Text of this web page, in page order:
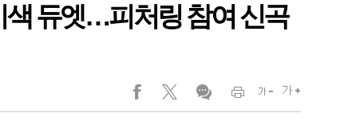
색 듀엣…피처링 참여 신곡